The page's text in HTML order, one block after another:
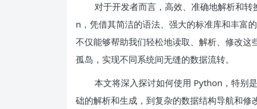
对于开发者而言，高效、准确地解析和
n，凭借其简洁的语法、强大的标准库和丰富
不仅能够帮助我们轻松地读取、解析、修改
孤岛，实现不同系统间无缝的数据流转。
本文将深入探讨如何使用 Python，特别
础的解析和生成，到复杂的数据结构导航和